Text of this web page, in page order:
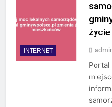
INTERNET
Portal